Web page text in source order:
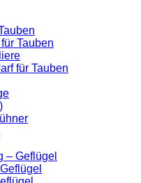
Tauben
für Tauben
– Geflügel